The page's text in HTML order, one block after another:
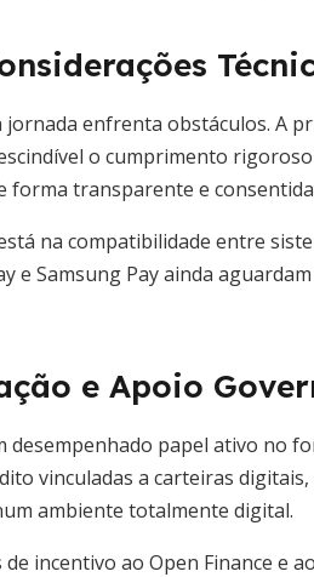
jornada enfrenta obstáculos. A
o cumprimento
forma transparente e
na compatibilidade entre
e Samsung Pay ainda
e Apoio
desempenhado papel ativo no
vinculadas a carteiras
ambiente totalmente digital.
incentivo ao Open Finance e